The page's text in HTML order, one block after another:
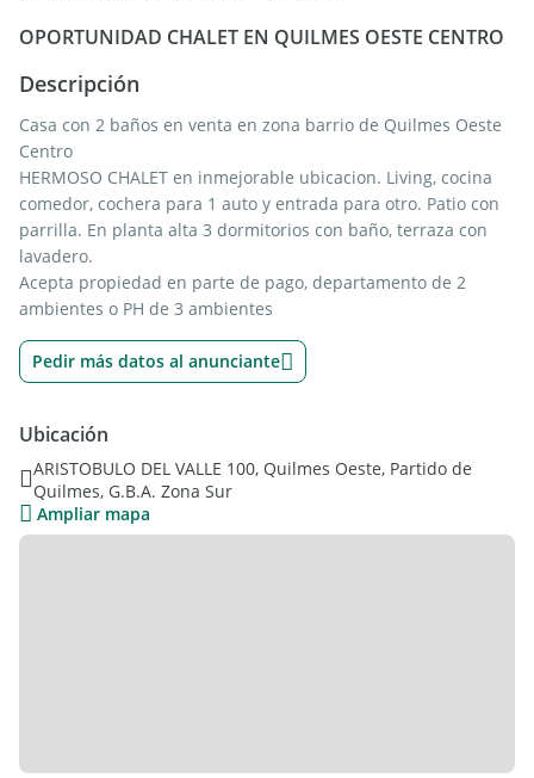
OPORTUNIDAD CHALET EN QUILMES OESTE CENTRO
Descripción
Casa con 2 baños en venta en zona barrio de Quilmes Oeste
Centro
HERMOSO CHALET en inmejorable ubicacion. Living, cocina
comedor, cochera para 1 auto y entrada para otro. Patio con
parrilla. En planta alta 3 dormitorios con baño, terraza con
lavadero.
Acepta propiedad en parte de pago, departamento de 2
ambientes o PH de 3 ambientes
Pedir más datos al anunciante
Ubicación
ARISTOBULO DEL VALLE 100, Quilmes Oeste, Partido de
Quilmes, G.B.A. Zona Sur
Ampliar mapa